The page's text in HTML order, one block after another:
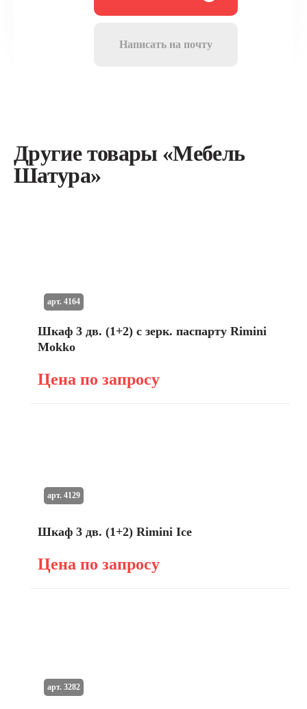
Написать на почту
Другие товары «Мебель
Шатура»
Шкаф 3 дв. (1+2) с зерк. паспарту Rimini
Mokko
Цена по запросу
арт. 4164
Шкаф 3 дв. (1+2) Rimini Ice
Цена по запросу
арт. 4129
арт. 3282